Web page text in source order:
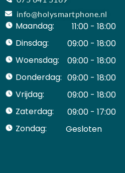
info@holysmartphone.nl
Maandag:
11:00 - 18:00
Dinsdag:
09:00 - 18:00
Woensdag:
09:00 - 18:00
Donderdag: 09:00 - 18:00
Vrijdag:
09:00 - 18:00
Zaterdag:
09:00 - 17:00
Zondag:
Gesloten ​ ​ ​ ​ ​ ​ ​